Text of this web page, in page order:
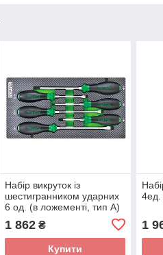
Набір викруток із
шестигранником ударних
6 од. (в ложементі, тип А)
1 862₴
Купити
4ед.
1